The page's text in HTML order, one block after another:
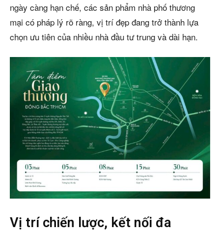
ngày càng hạn chế, các sản phẩm nhà phố thương
mại có pháp lý rõ ràng, vị trí đẹp đang trở thành lựa
chọn ưu tiên của nhiều nhà đầu tư trung và dài hạn.
Vị trí chiến lược, kết nối đa